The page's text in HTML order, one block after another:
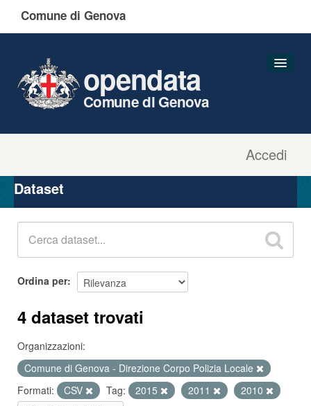
Comune di Genova
Accedi
opendata
Comune di Genova
Organizzazioni
Gruppi
Dataset
Ordina per
4 dataset trovati
Organizzazioni:
Comune di Genova - Direzione Corpo Polizia Locale
Formati:
CSV Tag: 2015 2011
2010